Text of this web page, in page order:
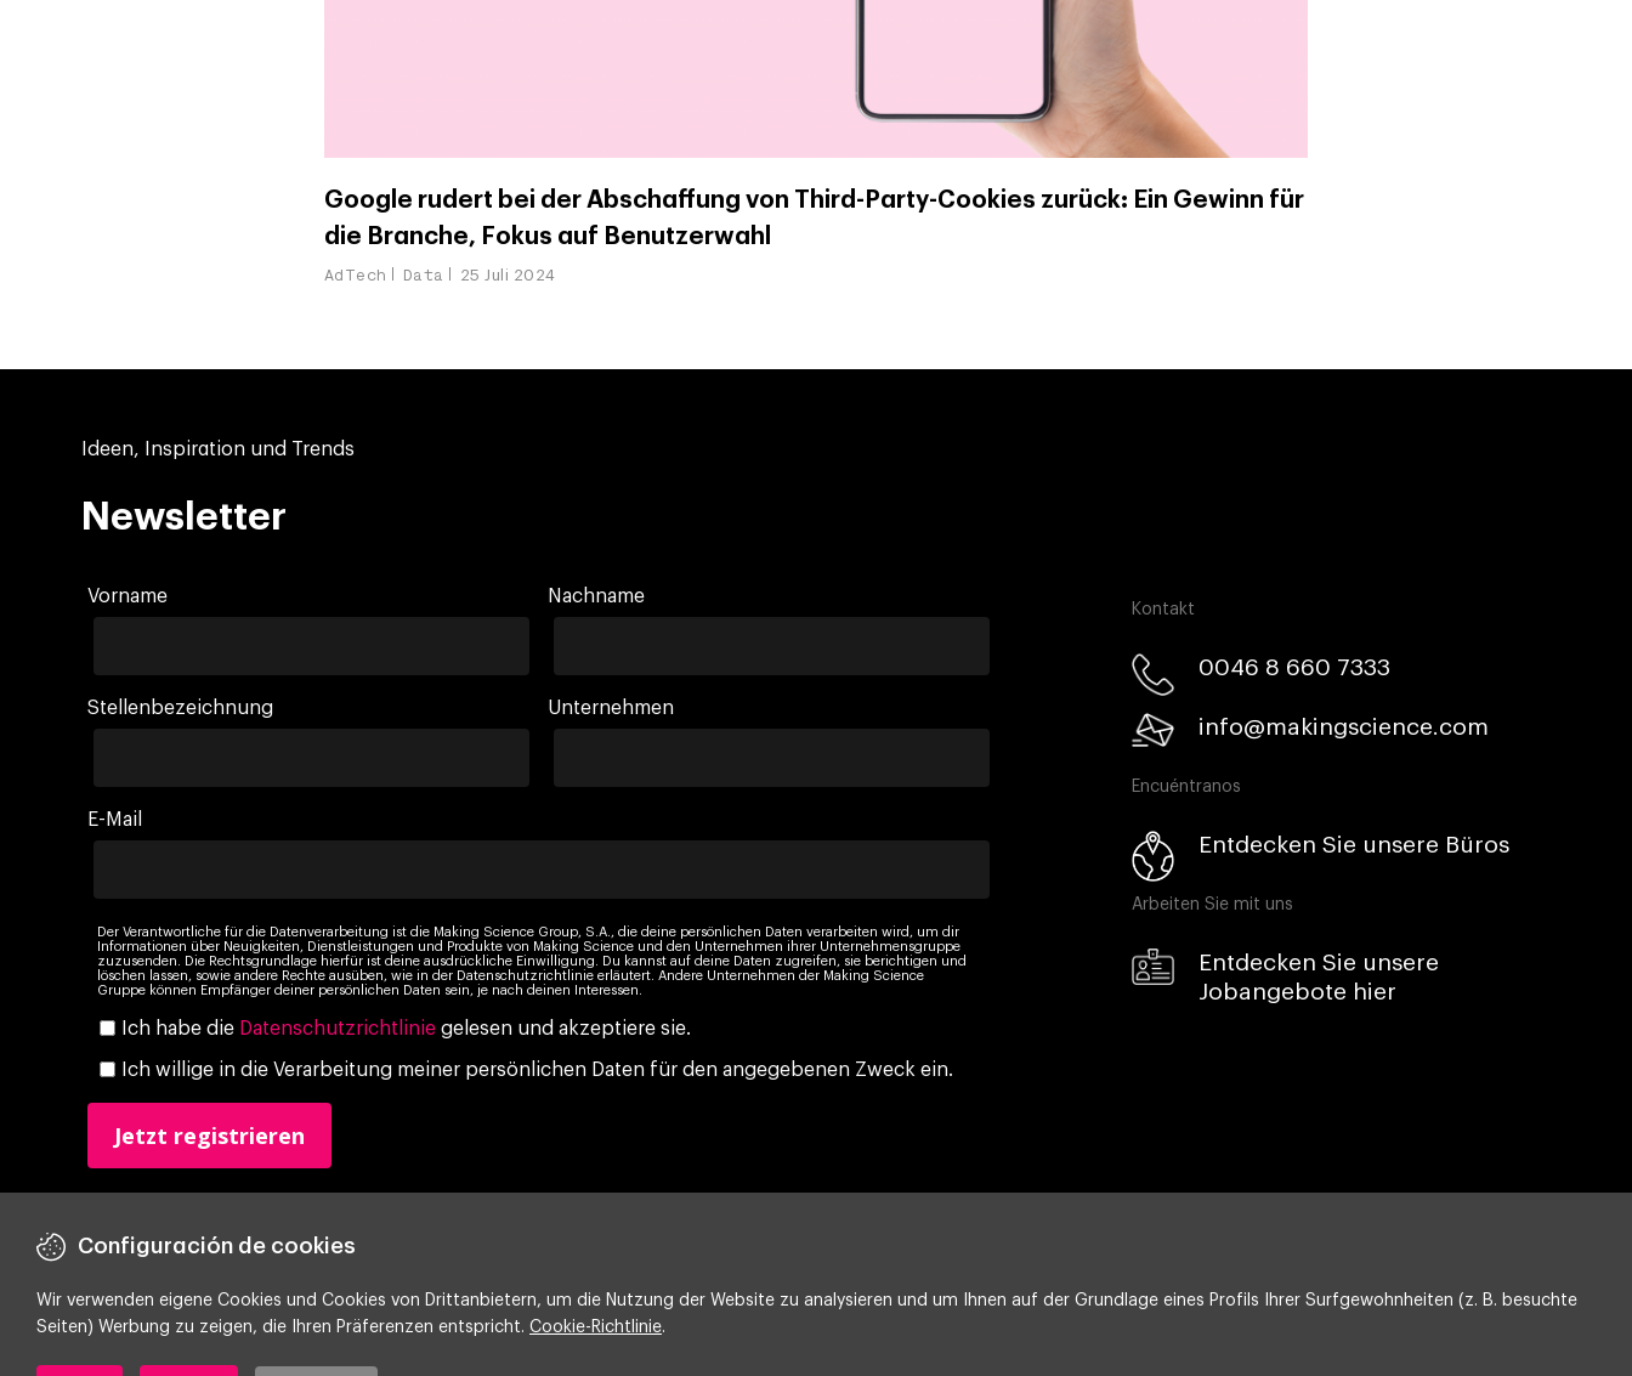
Google rudert bei der Abschaffung von Third-Party-Cookies zurück: Ein Gewinn für
die Branche, Fokus auf Benutzerwahl
AdTech Data 25 Juli 2024
Ideen, Inspiration und Trends
Newsletter
Vorname Nachname
Stellenbezeichnung Unternehmen
E-Mail
Der Verantwortliche für die Datenverarbeitung ist die Making Science Group, S.A., die deine persönlichen Daten verarbeiten wird, um dir
Informationen über Neuigkeiten, Dienstleistungen und Produkte von Making Science und den Unternehmen ihrer Unternehmensgruppe
zuzusenden. Die Rechtsgrundlage hierfür ist deine ausdrückliche Einwilligung. Du kannst auf deine Daten zugreifen, sie berichtigen und
löschen lassen, sowie andere Rechte ausüben, wie in der Datenschutzrichtlinie erläutert. Andere Unternehmen der Making Science
Gruppe können Empfänger deiner persönlichen Daten sein, je nach deinen Interessen.
Ich habe die Datenschutzrichtlinie gelesen und akzeptiere sie.
Ich willige in die Verarbeitung meiner persönlichen Daten für den angegebenen Zweck ein.
Kontakt
0046 8 660 7333​
info@makingscience.com
Encuéntranos
Entdecken Sie unsere Büros
Arbeiten Sie mit uns
Entdecken Sie unsere
Jobangebote hier
Configuración de cookies
Wir verwenden eigene Cookies und Cookies von Drittanbietern, um die Nutzung der Website zu analysieren und um Ihnen auf der Grundlage eines Profils Ihrer Surfgewohnheiten (z. B. besuchte
Seiten) Werbung zu zeigen, die Ihren Präferenzen entspricht. Cookie-Richtlinie.